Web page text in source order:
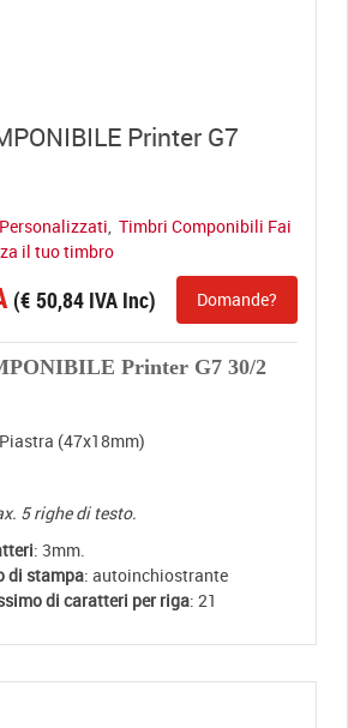
Printer G7
Timbri Componibili Fai
il tuo timbro
(€ 50,84 IVA Inc) Domande?
Printer G7 30/2
(47x18mm)
5 righe di testo.
: 3mm.
di stampa: autoinchiostrante
di caratteri per riga: 21